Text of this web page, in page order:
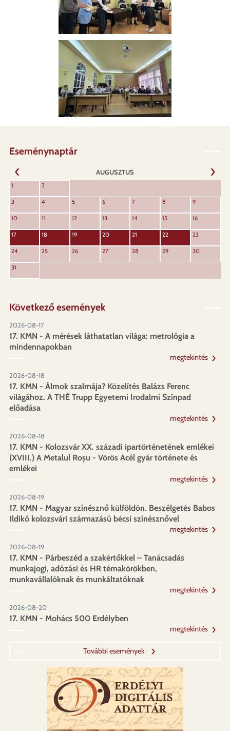
Eseménynaptár
ELŐZŐ
AUGUSZTUS
1 2
3 4 5 6 7 8 9
10 11 12 13 14 15 16
17 18 19 20 21 22 23
24 25 26 27 28 29 30
31
Következő események
2026-08-17
17. KMN - A mérések láthatatlan világa: metrológia a
mindennapokban
megtekintés
2026-08-18
17. KMN - Álmok szalmája? Közelítés Balázs Ferenc
világához. A THÉ Trupp Egyetemi Irodalmi Színpad
előadása
megtekintés
2026-08-18
17. KMN - Kolozsvár XX. századi ipartörténetének emlékei
(XVIII.) A Metalul Roșu - Vörös Acél gyár története és
emlékei
megtekintés
2026-08-19
17. KMN - Magyar színésznő külföldön. Beszélgetés Babos
Ildikó kolozsvári származású bécsi színésznővel
megtekintés
2026-08-19
17. KMN - Párbeszéd a szakértőkkel – Tanácsadás
munkajogi, adózási és HR témakörökben,
munkavállalóknak és munkáltatóknak
megtekintés
2026-08-20
17. KMN - Mohács 500 Erdélyben
megtekintés
További események